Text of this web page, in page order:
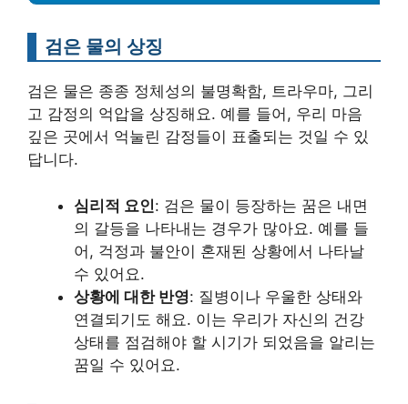
검은 물의 상징
검은 물은 종종 정체성의 불명확함, 트라우마, 그리
고 감정의 억압을 상징해요. 예를 들어, 우리 마음
깊은 곳에서 억눌린 감정들이 표출되는 것일 수 있
답니다.
심리적 요인: 검은 물이 등장하는 꿈은 내면
의 갈등을 나타내는 경우가 많아요. 예를 들
어, 걱정과 불안이 혼재된 상황에서 나타날
수 있어요.
상황에 대한 반영: 질병이나 우울한 상태와
연결되기도 해요. 이는 우리가 자신의 건강
상태를 점검해야 할 시기가 되었음을 알리는
꿈일 수 있어요.